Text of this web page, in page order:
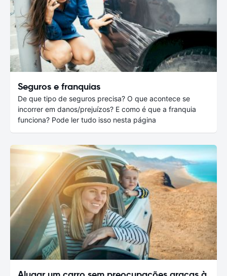
Seguros e franquias
De que tipo de seguros precisa? O que acontece se
incorrer em danos/prejuízos? E como é que a franquia
funciona? Pode ler tudo isso nesta página